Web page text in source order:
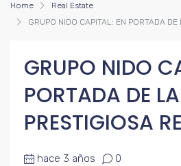
Home
Real Estate
GRUPO NIDO CAPITAL: EN PORTADA
GRUPO NIDO
PORTADA DE LA
PRESTIGIOSA
hace 3 años 0